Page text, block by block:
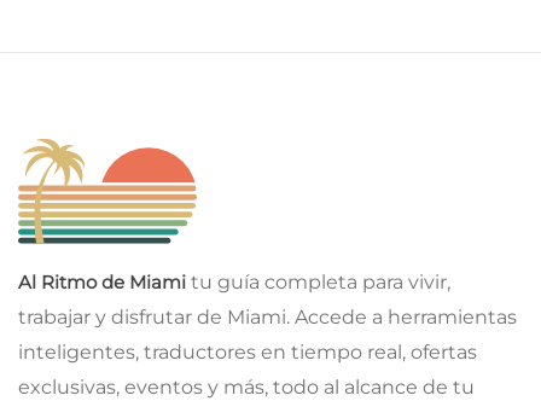
Al Ritmo de Miami tu guía completa para vivir,
trabajar y disfrutar de Miami. Accede a herramientas
inteligentes, traductores en tiempo real, ofertas
exclusivas, eventos y más, todo al alcance de tu